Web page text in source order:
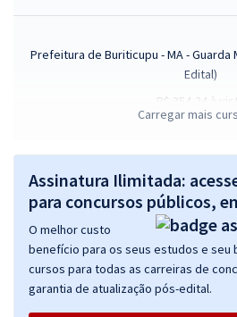
Prefeitura de Buriticupu - MA - Guarda
Edital)
R$ 354,24 à vista
ou 12x de R$
Comprar
Prefeitura de Buriticupu - MA - Técnico
R$ 354,24à vista
Carregar mais
Assinatura Ilimitada:
para concursos públicos,
O melhor custo
benefício para os seus estudos e seu
cursos para todas as carreiras de
garantia de atualização pós-edital.